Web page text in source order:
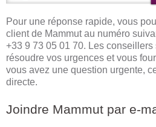
Pour une réponse rapide, vous
client de Mammut au numéro
+33 9 73 05 01 70. Les
résoudre vos urgences et vous
vous avez une question urgente,
directe.
Joindre Mammut par e-